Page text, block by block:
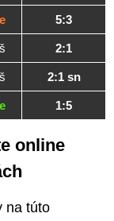
5:3
2:1
2:1 sn
1:5
online
na túto